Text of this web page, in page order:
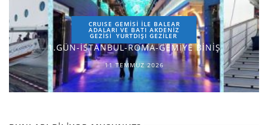
CRUISE GEMİSİ İLE BALEAR
ADALARI VE BATI AKDENİZ
GEZİSİ YURTDIŞI GEZILER
1.GÜN-İSTANBUL-ROMA-GEMİYE BİNİŞ
11 TEMMUZ 2026